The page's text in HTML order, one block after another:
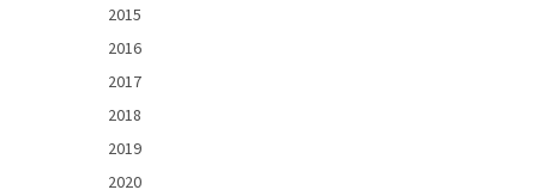
2015
2016
2017
2018
2019
2020